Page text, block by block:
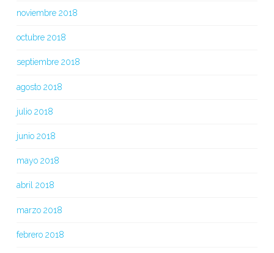
noviembre 2018
octubre 2018
septiembre 2018
agosto 2018
julio 2018
junio 2018
mayo 2018
abril 2018
marzo 2018
febrero 2018